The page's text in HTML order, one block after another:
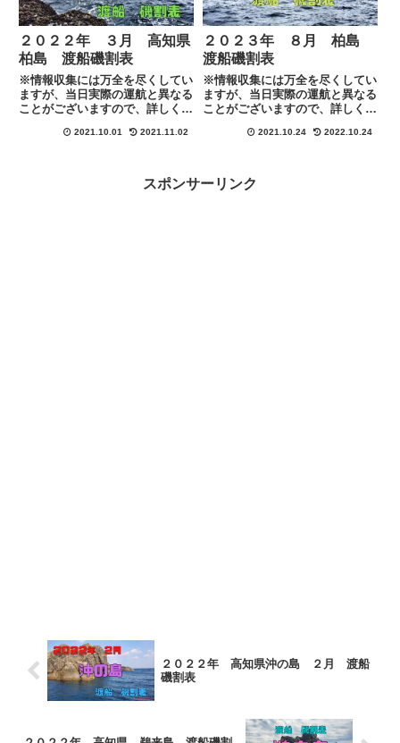
２０２２年 ３月 高知県
柏島 渡船磯割表
※情報収集には万全を尽くしてい
ますが、当日実際の運航と異なる
ことがございますので、詳しくは
先にて直接ご確認お願い致しま
2021.10.01 2021.11.02
２０２３年 ８月 柏島
渡船磯割表
※情報収集には万全を尽くしてい
ますが、当日実際の運航と異なる
ことがございますので、詳しくは
先にて直接ご確認お願い致しま
2021.10.24 2022.10.24
スポンサーリンク
２０２２年 高知県沖の島 ２月 渡船
磯割表